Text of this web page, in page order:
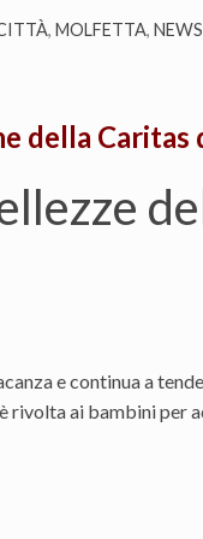
, MOLFETTA, NEWS
della Caritas
e continua a
rivolta ai bambini per